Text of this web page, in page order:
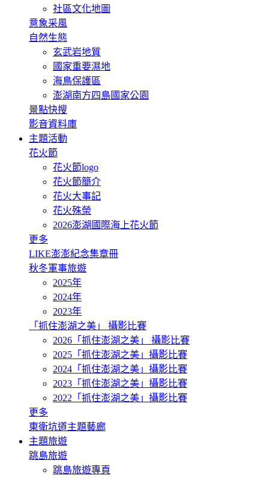
社區文化地圖
意象采風
自然生態
玄武岩地質
國家重要濕地
海鳥保護區
澎湖南方四島國家公園
景點快搜
影音資料庫
主題活動
花火節
花火節logo
花火節簡介
花火大事記
花火殊榮
2026澎湖國際海上花火節
更多
LIKE澎澎紀念集章冊
秋冬軍事旅遊
2025年
2024年
2023年
「抓住澎湖之美」 攝影比賽
2026「抓住澎湖之美」 攝影比賽
2025「抓住澎湖之美」攝影比賽
2024「抓住澎湖之美」攝影比賽
2023「抓住澎湖之美」攝影比賽
2022「抓住澎湖之美」攝影比賽
更多
東衛坑道主題藝廊
主題旅遊
跳島旅遊
跳島旅遊專頁